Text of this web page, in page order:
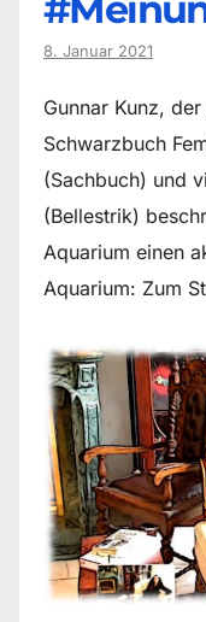
8. Januar 2021
Gunnar Kunz,
Schwarzbuch
(Sachbuch) und
(Bellestrik)
Aquarium einen
Aquarium: Zum